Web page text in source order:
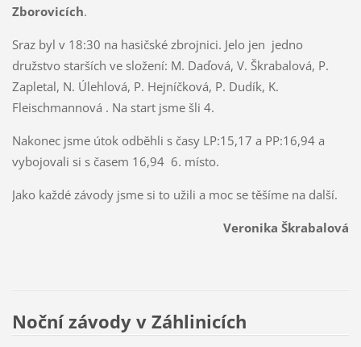
Zborovicích.
Sraz byl v 18:30 na hasičské zbrojnici. Jelo jen jedno
družstvo starších ve složení: M. Daďová, V. Škrabalová, P.
Zapletal, N. Úlehlová, P. Hejníčková, P. Dudík, K.
Fleischmannová . Na start jsme šli 4.
Nakonec jsme útok odběhli s časy LP:15,17 a PP:16,94 a
vybojovali si s časem 16,94 6. místo.
Jako každé závody jsme si to užili a moc se těšíme na další.
Veronika Škrabalová
Noční závody v Záhlinicích